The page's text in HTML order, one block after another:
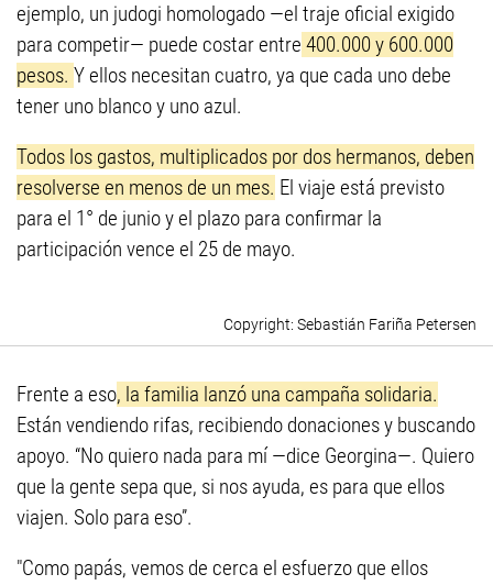
ejemplo, un judogi homologado —el traje oficial exigido
para competir— puede costar entre 400.000 y 600.000
pesos. Y ellos necesitan cuatro, ya que cada uno debe
tener uno blanco y uno azul.
Todos los gastos, multiplicados por dos hermanos, deben
resolverse en menos de un mes. El viaje está previsto
para el 1° de junio y el plazo para confirmar la
participación vence el 25 de mayo.
Sebastián Fariña Petersen
Frente a eso, la familia lanzó una campaña solidaria.
Están vendiendo rifas, recibiendo donaciones y buscando
apoyo. “No quiero nada para mí —dice Georgina—. Quiero
que la gente sepa que, si nos ayuda, es para que ellos
viajen. Solo para eso”.
"Como papás, vemos de cerca el esfuerzo que ellos